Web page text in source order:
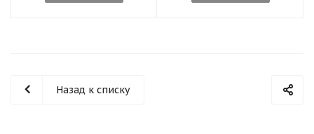
Назад к списку